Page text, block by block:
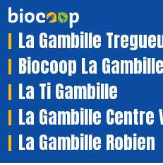
La Gambille
Biocoop La
La Ti Gambille
La Gambille Centre
La Gambille Robien